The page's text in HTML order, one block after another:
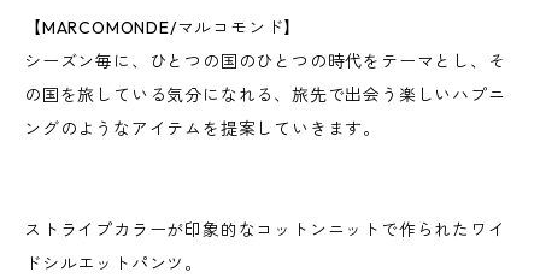
【MARCOMONDE/マルコモンド】
シーズン毎に、ひとつの国のひとつの時代をテーマとし、そ
の国を旅している気分になれる、旅先で出会う楽しいハプニ
ングのようなアイテムを提案していきます。
ストライプカラーが印象的なコットンニットで作られたワイ
ドシルエットパンツ。